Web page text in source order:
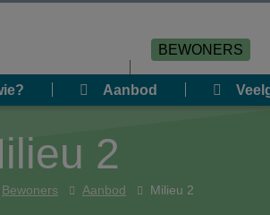
de inhoud gaan
BEWONERS
Aanbod
2
Bewoners Aanbod Milieu 2